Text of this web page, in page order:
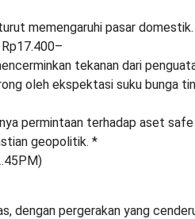
memengaruhi pasar domestik.
tekanan dari
oleh ekspektasi suku bunga
permintaan terhadap aset safe
geopolitik. *
dengan pergerakan yang